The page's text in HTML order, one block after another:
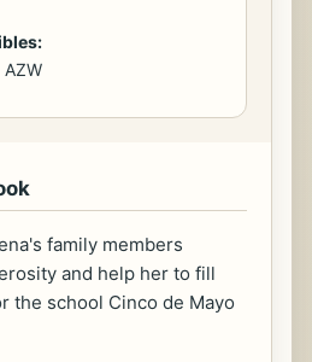
AZW
family members
and help her to fill
the school Cinco de Mayo